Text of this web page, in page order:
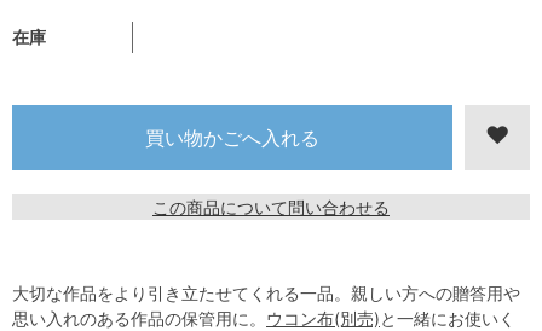
在庫
この商品について問い合わせる
大切な作品をより引き立たせてくれる一品。親しい方への贈答用や
思い入れのある作品の保管用に。 ウコン布(別売)と一緒にお使いく